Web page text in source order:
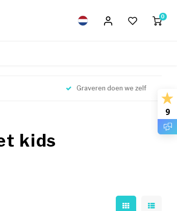
0
Graveren doen we zelf
kids
9